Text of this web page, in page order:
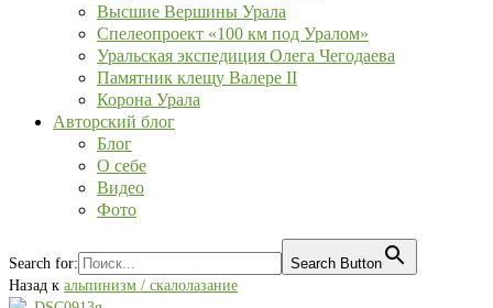
Высшие Вершины Урала
Спелеопроект «100 км под Уралом»
Уральская экспедиция Олега Чегодаева
Памятник клещу Валере II
Корона Урала
Авторский блог
Блог
О себе
Видео
Фото
Search for:
Search Button
Назад к альпинизм / скалолазание